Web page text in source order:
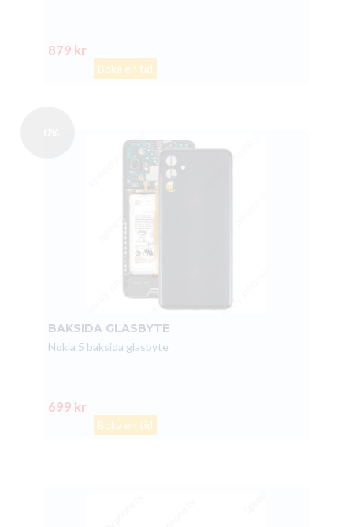
879 kr
Boka en tid
BAKSIDA GLASBYTE
Nokia 5 baksida glasbyte
699 kr
Boka en tid